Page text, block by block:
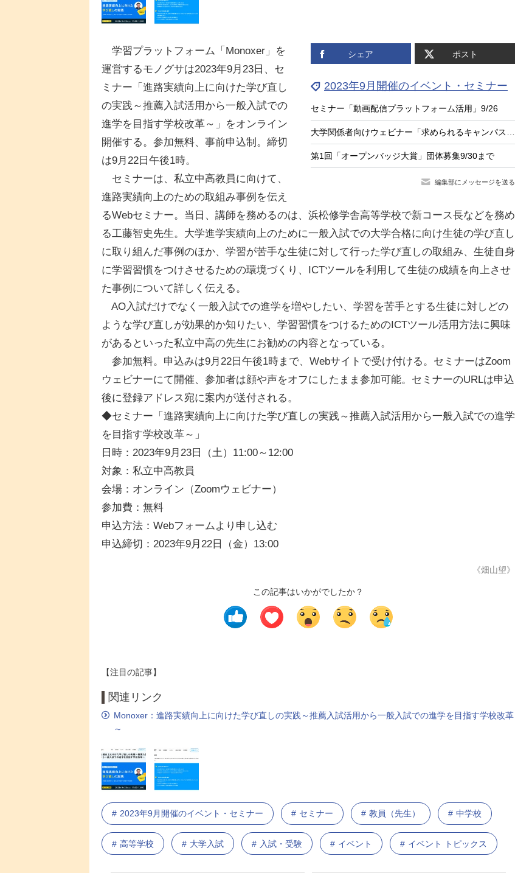
シェア ポスト
2023年9月開催のイベント・セミナー
セミナー「動画配信プラットフォーム活用」9/26
大学関係者向けウェビナー「求められるキャンパス再編」9/27
第1回「オープンバッジ大賞」団体募集9/30まで
編集部にメッセージを送る
学習プラットフォーム「Monoxer」を
運営するモノグサは2023年9月23日、セ
ミナー「進路実績向上に向けた学び直し
の実践～推薦入試活用から一般入試での
進学を目指す学校改革～」をオンライン
開催する。参加無料、事前申込制。締切
は9月22日午後1時。
セミナーは、私立中高教員に向けて、
進路実績向上のための取組み事例を伝え
るWebセミナー。当日、講師を務めるのは、浜松修学舎高等学校で新コース長などを務め
る工藤智史先生。大学進学実績向上のために一般入試での大学合格に向け生徒の学び直し
に取り組んだ事例のほか、学習が苦手な生徒に対して行った学び直しの取組み、生徒自身
に学習習慣をつけさせるための環境づくり、ICTツールを利用して生徒の成績を向上させ
た事例について詳しく伝える。
AO入試だけでなく一般入試での進学を増やしたい、学習を苦手とする生徒に対しどの
ような学び直しが効果的か知りたい、学習習慣をつけるためのICTツール活用方法に興味
があるといった私立中高の先生にお勧めの内容となっている。
参加無料。申込みは9月22日午後1時まで、Webサイトで受け付ける。セミナーはZoom
ウェビナーにて開催、参加者は顔や声をオフにしたまま参加可能。セミナーのURLは申込
後に登録アドレス宛に案内が送付される。
◆セミナー「進路実績向上に向けた学び直しの実践～推薦入試活用から一般入試での進学
を目指す学校改革～」
日時：2023年9月23日（土）11:00～12:00
対象：私立中高教員
会場：オンライン（Zoomウェビナー）
参加費：無料
申込方法：Webフォームより申し込む
申込締切：2023年9月22日（金）13:00
《畑山望》
この記事はいかがでしたか？
【注目の記事】
関連リンク
Monoxer：進路実績向上に向けた学び直しの実践～推薦入試活用から一般入試での進学を目指す学校改革
～
2023年9月開催のイベント・セミナー セミナー 教員（先生） 中学校
高等学校 大学入試 入試・受験 イベント イベント トピックス